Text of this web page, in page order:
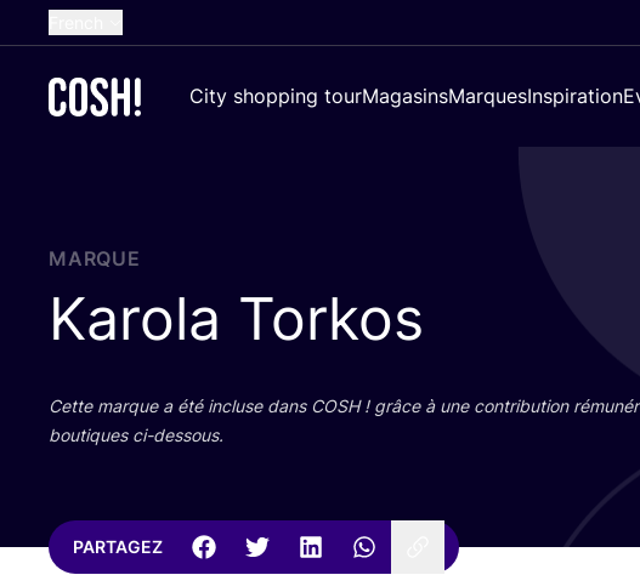
Dutch
Croatian
City shopping tourMagasinsMarquesInspiration
MARQUE
Karola Torkos
Cette marque a été incluse dans COSH! grâce à une contri­bu­tion
bou­tiques ci-dessous.
PARTAGEZ